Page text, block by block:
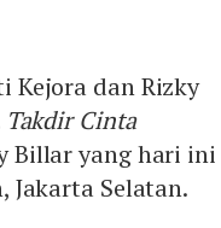
Kejora dan Rizky
Takdir Cinta
Billar yang hari ini
Selatan.